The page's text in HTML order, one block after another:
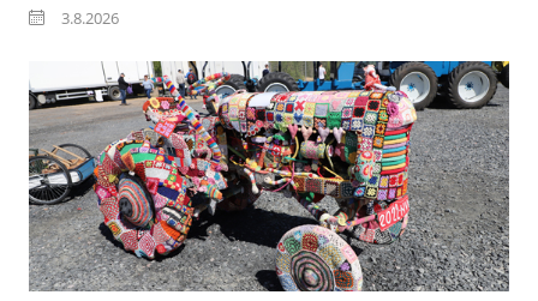
3.8.2026